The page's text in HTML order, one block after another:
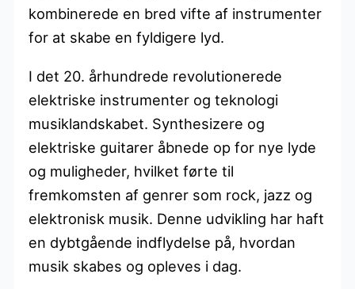
kombinerede en bred vifte af instrumenter
for at skabe en fyldigere lyd.
I det 20. århundrede revolutionerede
elektriske instrumenter og teknologi
musiklandskabet. Synthesizere og
elektriske guitarer åbnede op for nye lyde
og muligheder, hvilket førte til
fremkomsten af genrer som rock, jazz og
elektronisk musik. Denne udvikling har haft
en dybtgående indflydelse på, hvordan
musik skabes og opleves i dag.